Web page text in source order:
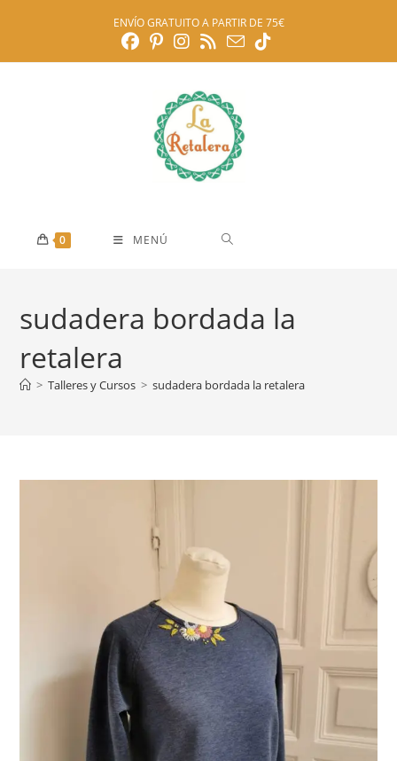
ENVÍO GRATUITO A PARTIR DE 75€
0 MENÚ
sudadera bordada la
retalera
> Talleres y Cursos > sudadera bordada la retalera